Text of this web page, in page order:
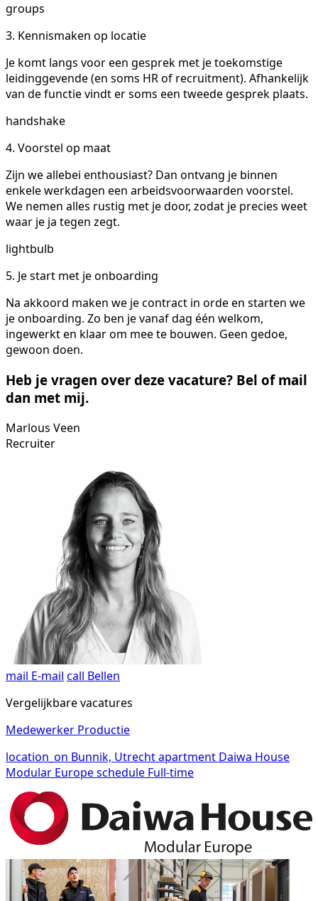
groups
3. Kennismaken op locatie
Je komt langs voor een gesprek met je toekomstige
leidinggevende (en soms HR of recruitment). Afhankelijk
van de functie vindt er soms een tweede gesprek plaats.
handshake
4. Voorstel op maat
Zijn we allebei enthousiast? Dan ontvang je binnen
enkele werkdagen een arbeidsvoorwaarden voorstel.
We nemen alles rustig met je door, zodat je precies weet
waar je ja tegen zegt.
lightbulb
5. Je start met je onboarding
Na akkoord maken we je contract in orde en starten we
je onboarding. Zo ben je vanaf dag één welkom,
ingewerkt en klaar om mee te bouwen. Geen gedoe,
gewoon doen.
Heb je vragen over deze vacature? Bel of mail
dan met mij.
Marlous Veen
Recruiter
mail E-mail call Bellen
Vergelijkbare vacatures
Medewerker Productie
location_on Bunnik, Utrechtapartment Daiwa House
Modular Europeschedule Full-time